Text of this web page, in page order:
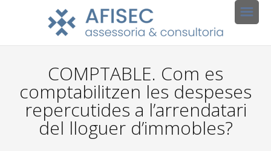
COMPTABLE. Com es
comptabilitzen les despeses
repercutides a l’arrendatari
del lloguer d’immobles?